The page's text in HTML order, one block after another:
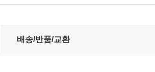
배송/반품/교환